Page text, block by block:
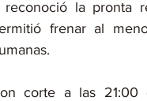
la pronta
frenar al
corte a las 21:00